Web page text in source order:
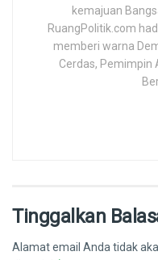
kemajuan
RuangPolitik.com
memberi warna
Cerdas, Pemimpin
Tinggalkan
Alamat email Anda tidak